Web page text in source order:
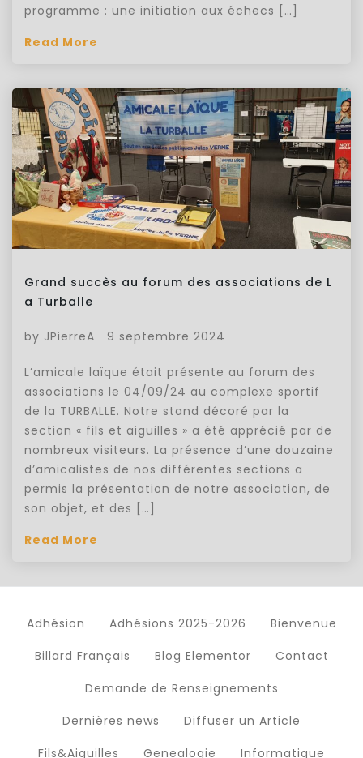
programme : une initiation aux échecs […]
Read More
Grand succès au forum des associations de L
a Turballe
by JPierreA 9 septembre 2024
L’amicale laïque était présente au forum des
associations le 04/09/24 au complexe sportif
de la TURBALLE. Notre stand décoré par la
section « fils et aiguilles » a été apprécié par de
nombreux visiteurs. La présence d’une douzaine
d’amicalistes de nos différentes sections a
permis la présentation de notre association, de
son objet, et des […]
Read More
Adhésion Adhésions 2025-2026
Bienvenue
Billard Français
Blog Elementor
Contact
Demande de Renseignements
Dernières news
Diffuser un Article
Fils&Aiguilles
Genealogie Informatique